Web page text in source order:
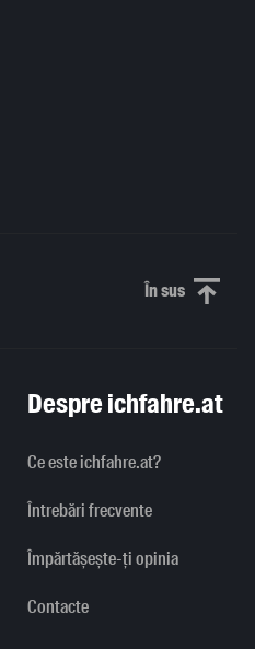
În susDerulați
Despre ichfahre.at
Ce este ichfahre.at?
Întrebări frecvente
Împărtășește-ți opinia
Contacte